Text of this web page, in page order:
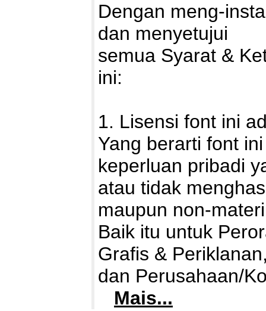
Dengan meng-
dan menyetujui
semua Syarat &
ini:
1. Lisensi font ini
Yang berarti font
keperluan pribadi
atau tidak
maupun non-
Baik itu untuk
Grafis &
dan Perusahaan/
Mais...